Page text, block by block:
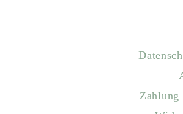
Zahlung